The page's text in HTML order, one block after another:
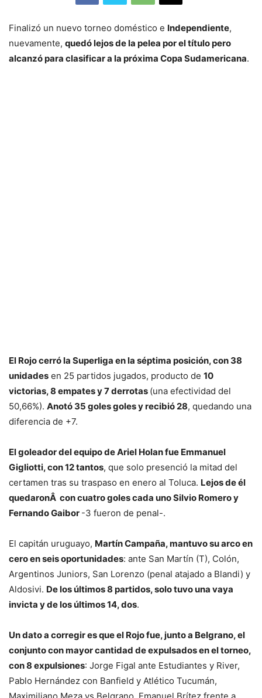
Finalizó un nuevo torneo doméstico e Independiente,
nuevamente, quedó lejos de la pelea por el título pero
alcanzó para clasificar a la próxima Copa Sudamericana.
El Rojo cerró la Superliga en la séptima posición, con 38
unidades en 25 partidos jugados, producto de 10
victorias, 8 empates y 7 derrotas (una efectividad del
50,66%). Anotó 35 goles goles y recibió 28, quedando una
diferencia de +7.
El goleador del equipo de Ariel Holan fue Emmanuel
Gigliotti, con 12 tantos, que solo presenció la mitad del
certamen tras su traspaso en enero al Toluca. Lejos de él
quedaronÂ con cuatro goles cada uno Silvio Romero y
Fernando Gaibor -3 fueron de penal-.
El capitán uruguayo, Martín Campaña, mantuvo su arco en
cero en seis oportunidades: ante San Martín (T), Colón,
Argentinos Juniors, San Lorenzo (penal atajado a Blandi) y
Aldosivi. De los últimos 8 partidos, solo tuvo una vaya
invicta y de los últimos 14, dos.
Un dato a corregir es que el Rojo fue, junto a Belgrano, el
conjunto con mayor cantidad de expulsados en el torneo,
con 8 expulsiones: Jorge Figal ante Estudiantes y River,
Pablo Hernández con Banfield y Atlético Tucumán,
Maximiliano Meza vs Belgrano, Emanuel Brítez frente a